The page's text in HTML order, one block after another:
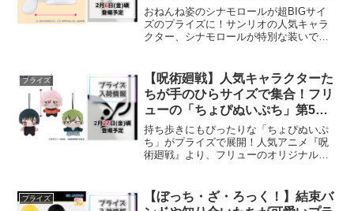
ひとときを！
おねんね姿のシナモロールが超BIGサイ
ズのプライズに！サンリオの人気キャラ
クター、シナモロールが特別な装いで登
ザイン。フリューのプライズとして、
2026年2月6日(金)...
プライズ
【呪術廻戦】人気キャラクターた
ちが手のひらサイズで集合！フリ
ューの「ちょぴぬいぷち」第5弾
がプライズに登場決定！
持ち歩きにもぴったりな「ちょぴぬいぷ
ち」がプライズで展開！人気アニメ『呪
術廻戦』より、フリューのオリジナルぬ
ズは、キャラクターを絶妙なデフォルメ
で表現した可愛らしいビ...
プライズ
【ぼっち・ざ・ろっく！】結束バ